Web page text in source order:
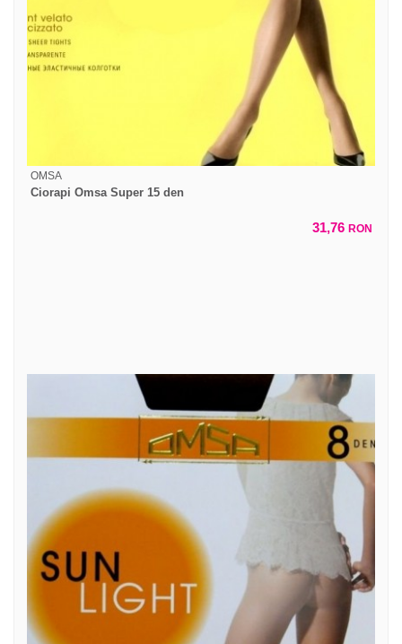
OMSA
Ciorapi Omsa Super 15 den
31,76 RON